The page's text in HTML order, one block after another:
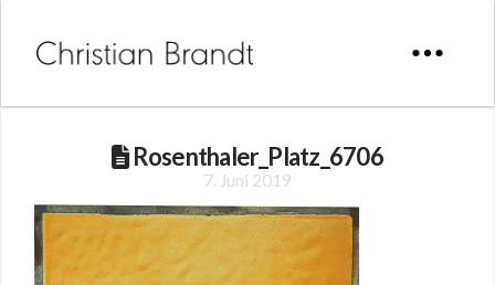
Rosenthaler_Platz_6706
7. Juni 2019